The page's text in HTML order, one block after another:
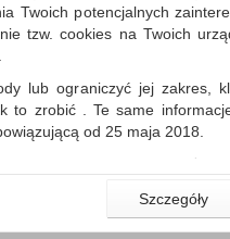
Twoich potencjalnych
tzw. cookies na Twoich
lub ograniczyć jej zakres,
to zrobić . Te same
od 25 maja 2018.
zalogowanych, aby
prawidłowe działanie naszej
na Państwa email lub
indywidualnych,
Szczegóły